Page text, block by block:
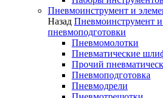
Пневмоинструмент и
Назад Пневмоинструмент
пневмоподготовки
Пневмомолотки
Пневматические
Прочий
Пневмоподготовка
Пневмодрели